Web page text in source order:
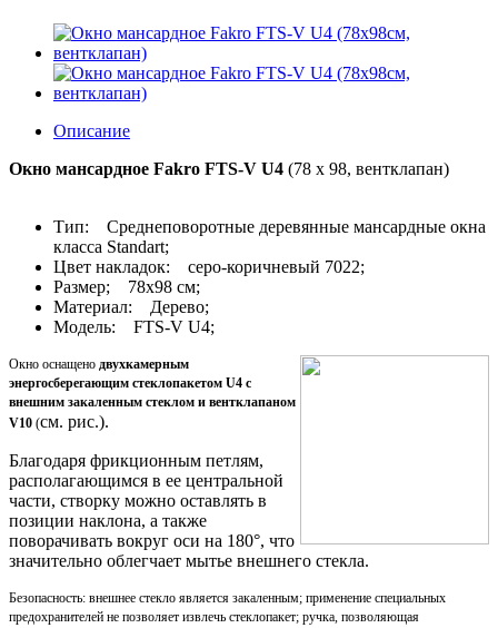
Описание
Окно мансардное Fakro FTS-V U4 (78 x 98, вентклапан)
Тип: Среднеповоротные деревянные мансардные окна
класса Standart;
Цвет накладок: серо-коричневый 7022;
Размер; 78х98 см;
Материал: Дерево;
Модель: FTS-V U4;
Окно оснащено двухкамерным
энергосберегающим стеклопакетом U4 с
внешним закаленным стеклом и вентклапаном
V10 (см. рис.).
Благодаря фрикционным петлям,
располагающимся в ее центральной
части, створку можно оставлять в
позиции наклона, а также
поворачивать вокруг оси на 180°, что
значительно облегчает мытье внешнего стекла.
Безопасность: внешнее стекло является закаленным; применение специальных
предохранителей не позволяет извлечь стеклопакет; ручка, позволяющая